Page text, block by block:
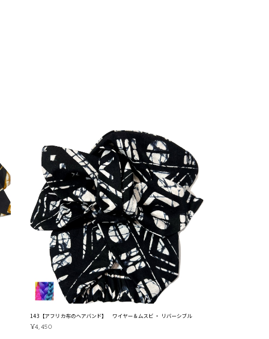
143【アフリカ布のヘアバンド】 ワイヤー＆ムスビ ・ リバーシブル
¥4,450